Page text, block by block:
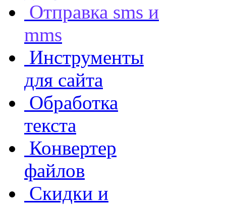
Отправка sms и
mms
Инструменты
для сайта
Обработка
текста
Конвертер
файлов
Скидки и